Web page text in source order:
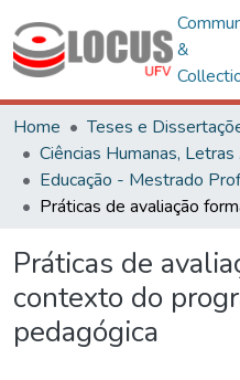
&
Home
Teses e
Práticas de
contexto do
pedagógica